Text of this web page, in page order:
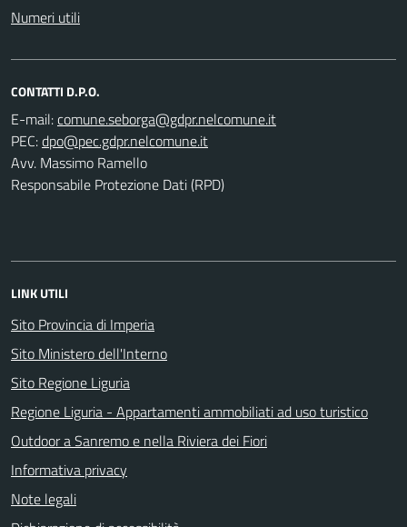
Numeri utili
CONTATTI D.P.O.
E-mail:
PEC:
Avv. Massimo Ramello
Responsabile Protezione Dati (RPD)
LINK UTILI
Sito Provincia di Imperia
Sito Ministero dell'Interno
Sito Regione Liguria
Regione Liguria - Appartamenti ammobiliati ad uso turistico
Outdoor a Sanremo e nella Riviera dei Fiori
Informativa privacy
Note legali